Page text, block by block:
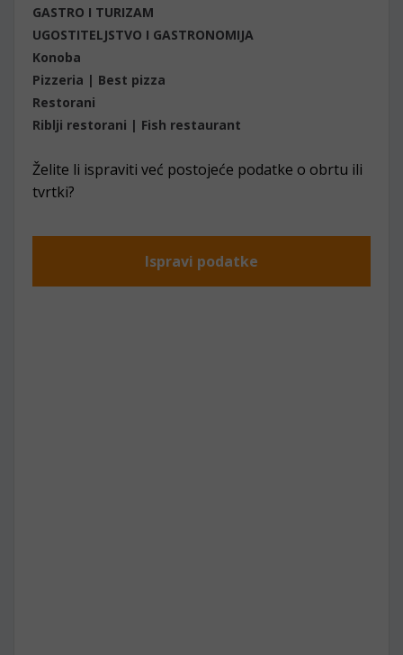
GASTRO I TURIZAM
UGOSTITELJSTVO I GASTRONOMIJA
Konoba
Pizzeria | Best pizza
Restorani
Riblji restorani | Fish restaurant
Želite li ispraviti već postojeće podatke o obrtu ili
tvrtki?
Ispravi podatke